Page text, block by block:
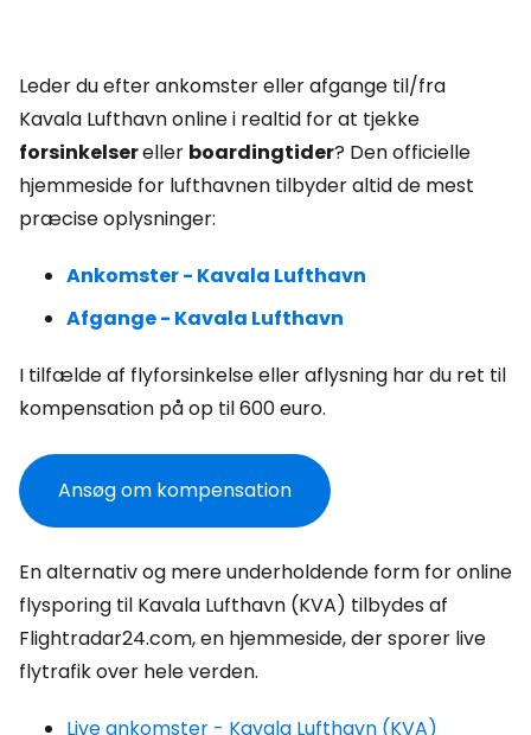
Leder du efter ankomster eller afgange til/fra
Kavala Lufthavn online i realtid for at tjekke
forsinkelsereller boardingtider? Den officielle
hjemmeside for lufthavnen tilbyder altid de mest
præcise oplysninger:
Ankomster - Kavala Lufthavn
Afgange - Kavala Lufthavn
I tilfælde af flyforsinkelse eller aflysning har du ret til
kompensation på op til 600 euro.
Ansøg om kompensation
En alternativ og mere underholdende form for online
flysporing til Kavala Lufthavn (KVA) tilbydes af
Flightradar24.com, en hjemmeside, der sporer live
flytrafik over hele verden.
Live ankomster - Kavala Lufthavn (KVA)